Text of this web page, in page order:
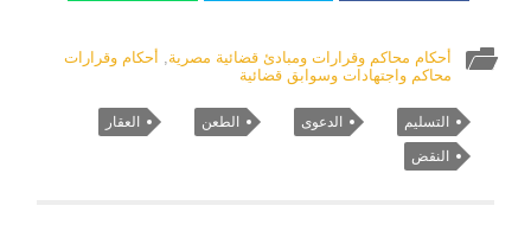
أحكام محاكم وقرارات ومبادئ قضائية مصرية
أحكام وقرارات
محاكم واجتهادات وسوابق قضائية
التسليم الدعوى الطعن العقار
النقض